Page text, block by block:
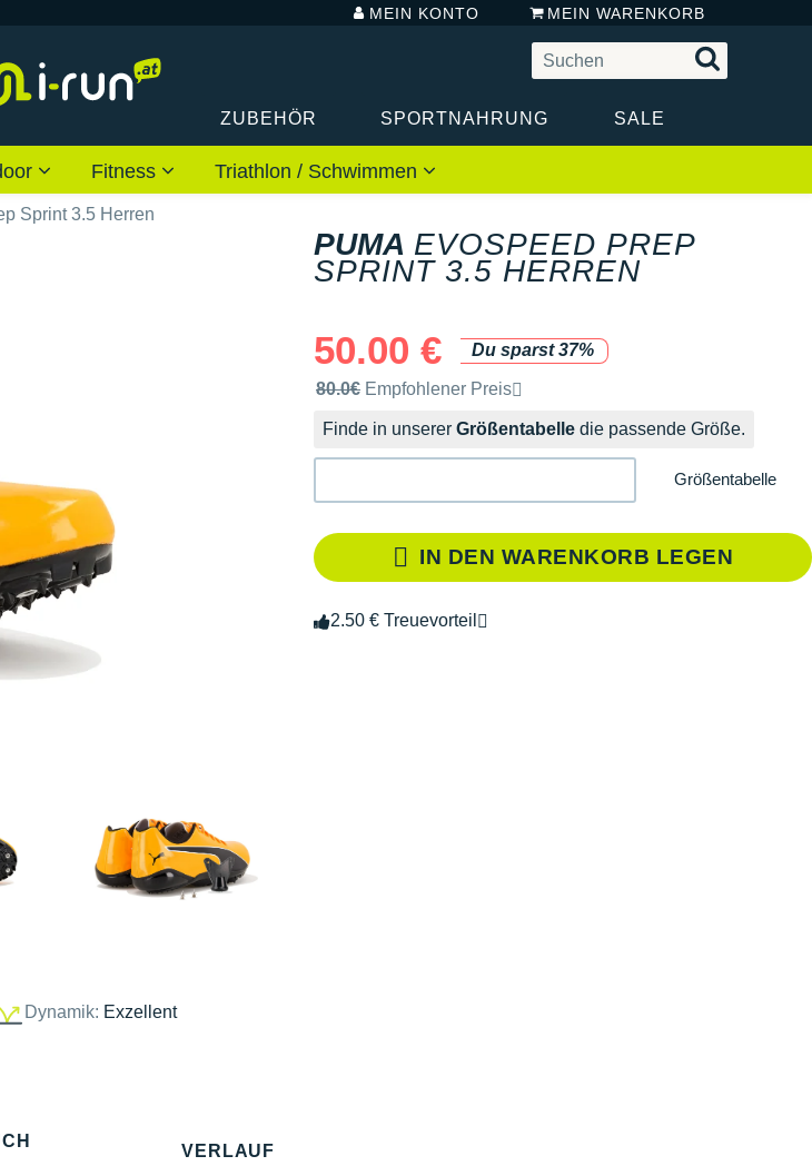
MEIN KONTO MEIN WARENKORB
ZUBEHÖR SPORTNAHRUNG SALE
Fitness Triathlon / Schwimmen
Sprint 3.5 Herren
Dynamik: Exzellent
PUMA EVOSPEED PREP
SPRINT 3.5 HERREN
50.00 €
Du sparst 37%
Unverbindliche Preisempfehlung der Marke
80.0€ Empfohlener Preis
Finde in unserer Größentabelle die passende Größe.
Größentabelle
IN DEN WARENKORB LEGEN
2.50 € Treuevorteil
VERLAUF